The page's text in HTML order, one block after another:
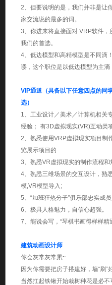
2、但要说明的是，我们并非是让
家交流说的最多的词。
3、你进来将直接面对 VRP软件
我们的首选。
4、低边模型和高精模型是不同滴
喽，这个职位是以低边模型为主滴
VIP通道（具备以下任意四点的同
选）
1、工业设计／美术／计算机相关
经验； 有3D虚拟现实(VR)互动类
2、熟悉使用VRP虚拟现实项目制
览展示项目的
3、熟悉VR虚拟现实的制作流程
4、熟悉三维场景的交互设计，熟
模,VR模型导入;
5、“加班狂热分子”俱乐部忠实成员
6、极具人格魅力，自信心超强。
7、能说会写，“琴棋书画得样样精
建筑动画设计师
你会灰常灰常累~
因为你需要把房子搭建好，墙“刷”
当然扛起铁锹开始栽树种花是必